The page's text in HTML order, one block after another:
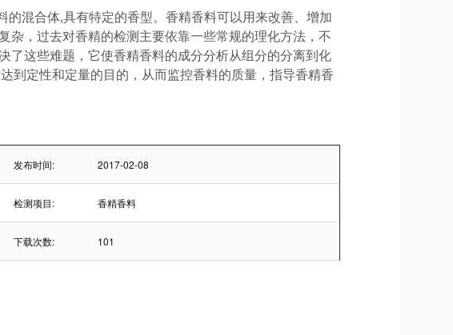
的混合体,具有特定的香型。香精香料可以用来改善、增加
杂，过去对香精的检测主要依靠一些常规的理化方法，不
了这些难题，它使香精香料的成分分析从组分的分离到化
到定性和定量的目的，从而监控香料的质量，指导香精香
发布时间: 2017-02-08
检测项目: 香精香料
下载次数: 101